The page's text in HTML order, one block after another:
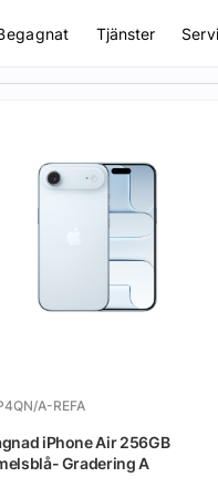
Tjänster
A-REFA
iPhone Air 256GB
Gradering A